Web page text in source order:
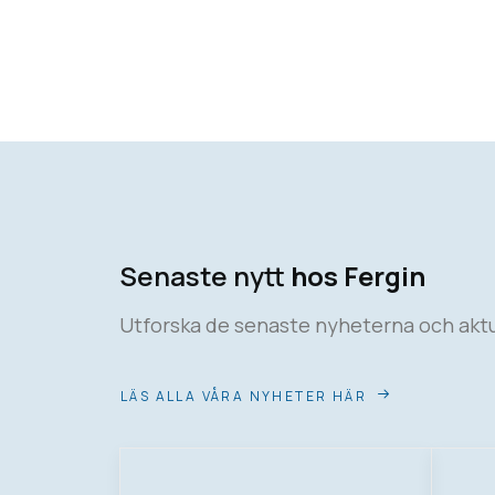
Senaste nytt hos Fergin
Utforska de senaste nyheterna och
LÄS ALLA VÅRA NYHETER HÄR